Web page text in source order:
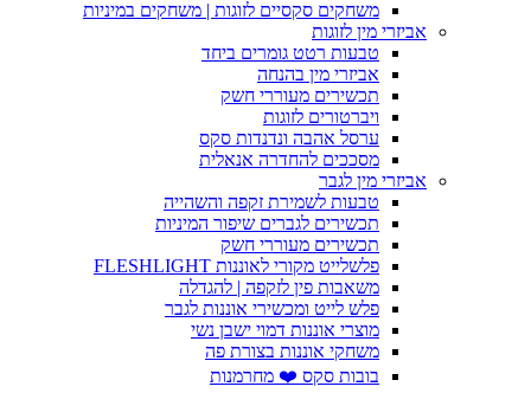
משחקים סקסיים לזוגות | משחקים במיניות
אביזרי מין לזוגות
טבעות רטט גומרים ביחד
אביזרי מין בהנחה
תכשירים מעוררי חשק
ויברטורים לזוגות
ערסל אהבה ונדנדות סקס
מסככים להחדרה אנאלית
אביזרי מין לגבר
טבעות לשמירת זקפה והשהייה
תכשירים לגברים שיפור המיניות
תכשירים מעוררי חשק
פלשלייט מקורי לאוננות FLESHLIGHT
משאבות פין לזקפה | להגדלה
פלש לייט ומכשירי אוננות לגבר
מוצרי אוננות דמוי ישבן נשי
משחקי אוננות בצורת פה
בובות סקס ❤️ מחרמנות